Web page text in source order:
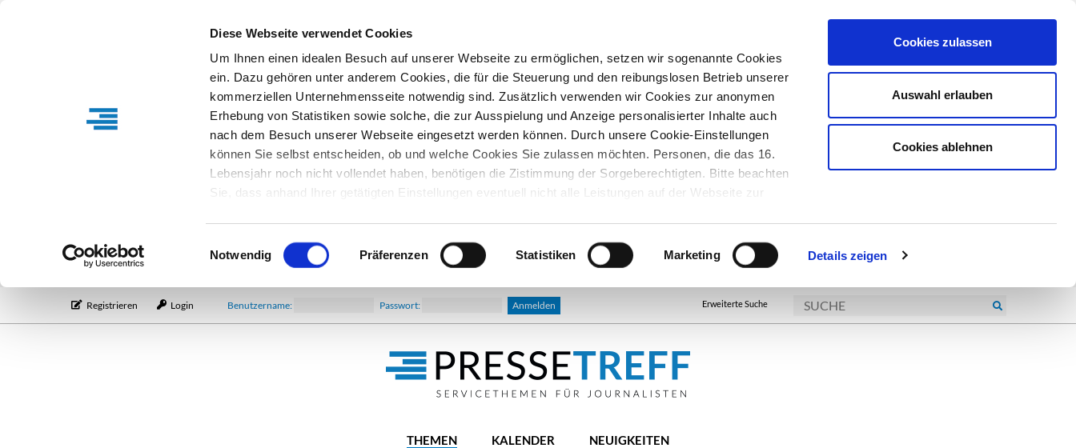
Diese Webseite verwendet Cookies
Um Ihnen einen idealen Besuch auf unserer Webseite zu ermöglichen, setzen wir sogenannte Cookies
ein. Dazu gehören unter anderem Cookies, die für die Steuerung und den reibungslosen Betrieb unserer
kommerziellen Unternehmensseite notwendig sind. Zusätzlich verwenden wir Cookies zur anonymen
Erhebung von Statistiken sowie solche, die zur Ausspielung und Anzeige personalisierter Inhalte auch
nach dem Besuch unserer Webseite eingesetzt werden können. Durch unsere Cookie-Einstellungen
können Sie selbst entscheiden, ob und welche Cookies Sie zulassen möchten. Personen, die das 16.
Lebensjahr noch nicht vollendet haben, benötigen die Zistimmung der Sorgeberechtigten. Bitte beachten
Sie, dass anhand Ihrer getätigten Einstellungen eventuell nicht alle Leistungen auf der Webseite zur
entsprechende Informationen.
Einwilligungsauswahl
Notwendig Präferenzen Statistiken Marketing Details zeigen
Cookies zulassen
Auswahl erlauben
Cookies ablehnen
Benutzername: Passwort:
Registrieren Login Erweiterte Suche
THEMEN KALENDER NEUIGKEITEN